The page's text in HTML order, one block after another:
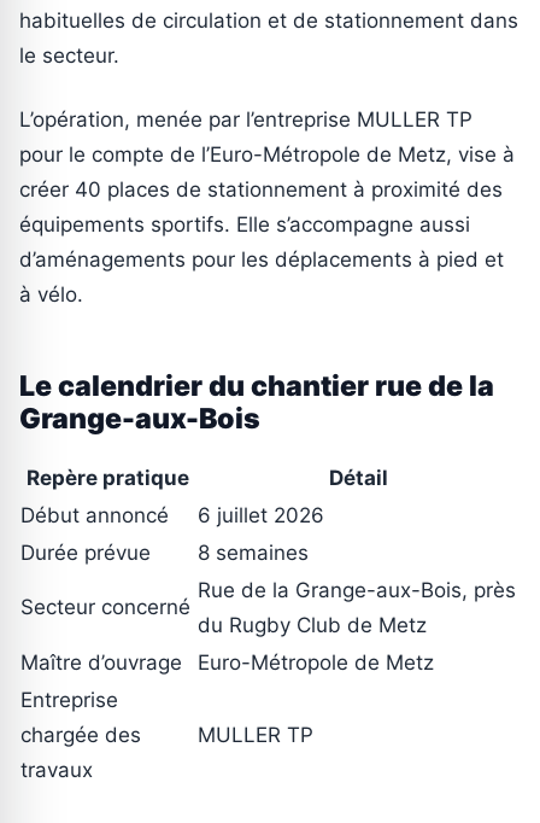
habituelles de circulation et de stationnement dans
le secteur.
L’opération, menée par l’entreprise MULLER TP
pour le compte de l’Euro-Métropole de Metz, vise à
créer 40 places de stationnement à proximité des
équipements sportifs. Elle s’accompagne aussi
d’aménagements pour les déplacements à pied et
à vélo.
Le calendrier du chantier rue de la
Grange-aux-Bois
Repère pratique
Détail
Début annoncé
6 juillet 2026
Durée prévue
8 semaines
Secteur concerné
Rue de la Grange-aux-Bois, près
du Rugby Club de Metz
Maître d’ouvrage
Euro-Métropole de Metz
Entreprise
chargée des
travaux
MULLER TP